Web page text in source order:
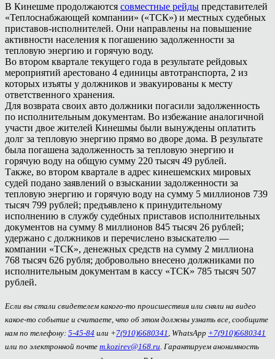
В Кинешме продолжаются совместные рейды представителей
«Теплоснабжающей компании» («ТСК») и местных судебных
приставов-исполнителей. Они направлены на повышение
активности населения к погашению задолженности за
тепловую энергию и горячую воду.
Во втором квартале текущего года в результате рейдовых
мероприятий арестовано 4 единицы автотранспорта, 2 из
которых изъяты у должников и эвакуированы к месту
ответственного хранения.
Для возврата своих авто должники погасили задолженность
по исполнительным документам. Во избежание аналогичной
участи двое жителей Кинешмы были вынуждены оплатить
долг за тепловую энергию прямо во дворе дома. В результате
была погашена задолженность за тепловую энергию и
горячую воду на общую сумму 220 тысяч 49 рублей.
Также, во втором квартале в адрес кинешемских мировых
судей подано заявлений о взыскании задолженности за
тепловую энергию и горячую воду на сумму 5 миллионов 739
тысяч 799 рублей; предъявлено к принудительному
исполнению в службу судебных приставов исполнительных
документов на сумму 8 миллионов 845 тысяч 26 рублей;
удержано с должников и перечислено взыскателю —
компании «ТСК», денежных средств на сумму 2 миллиона
768 тысяч 626 рубля; добровольно внесено должниками по
исполнительным документам в кассу «ТСК» 785 тысяч 507
рублей.
Если вы стали свидетелем какого-то происшествия или сняли на видео
какое-то событие и считаете, что об этом должны узнать все, сообщите
нам по телефону: 5-45-84 или +7(910)6680341 , WhatsApp +7(910)6680341
или по электронной почте m.kozirev@168.ru. Гарантируем анонимность